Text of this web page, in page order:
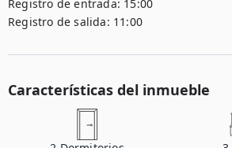
Registro de entrada: 15:00
Registro de salida: 11:00
Características del inmueble